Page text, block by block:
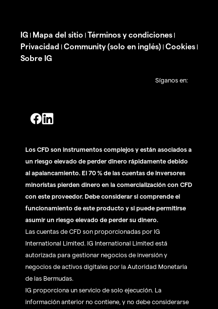
IG | Mapa del sitio | Términos y condiciones |
Privacidad | Community (solo en inglés) | Cookies |
Sobre IG
Síganos en:
Los CFD son instrumentos complejos y están asociados a
un riesgo elevado de perder dinero rápidamente debido
al apalancamiento. El 70 % de las cuentas de inversores
minoristas pierden dinero en la comercialización con CFD
con este proveedor. Debe considerar si comprende el
funcionamiento de este producto y si puede permitirse
asumir un riesgo elevado de perder su dinero.
Las cuentas de CFD son proporcionadas por IG
International Limited. IG International Limited está
autorizada para gestionar negocios de inversión y
negocios de activos digitales por la Autoridad Monetaria
de las Bermudas.
IG proporciona un servicio de solo ejecución. La
información anterior no contiene, y no debe considerarse